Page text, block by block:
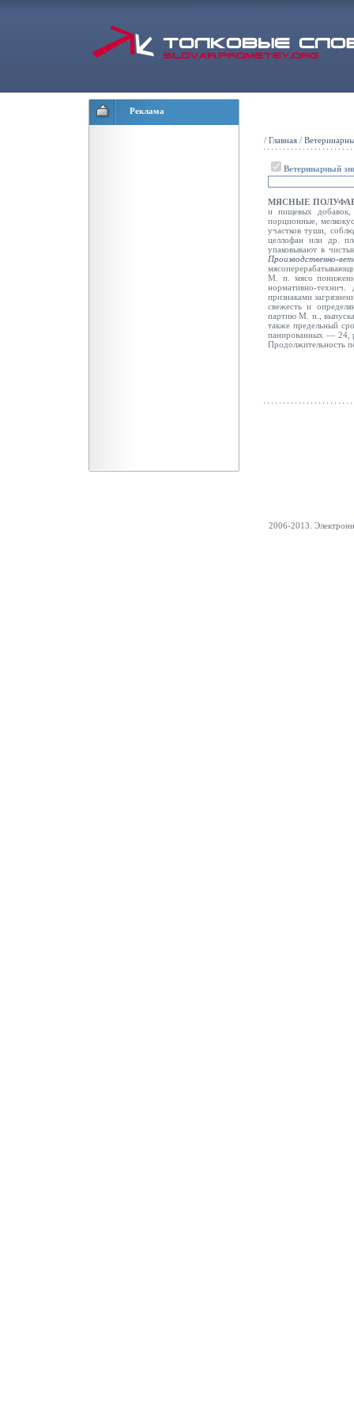
Реклама
/ Главная /
Ветеринарный
МЯСНЫЕ
и пищевых добавок,
порционные,
участков туши,
целлофан или др.
упаковывают в
М. п. мясо
нормативно-
признаками
свежесть и
партию М. п.,
также предельный
панированных — 24,
Продолжительность
2006-2013.